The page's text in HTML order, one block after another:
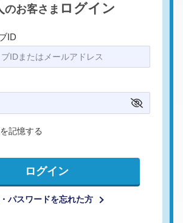
のお客さま ログイン
ID
記憶する
ログイン
パスワードを忘れた方